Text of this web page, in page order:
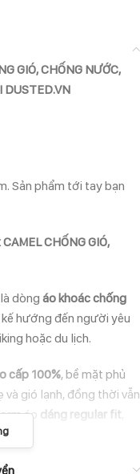
GIÓ, CHỐNG NƯỚC,
DUSTED.VN
Sản phẩm tới tay bạn
CHỐNG GIÓ,
là dòng áo khoác chống
hướng đến người yêu
hoặc du lịch.
cấp 100%, bề mặt phủ
gió lạnh, đồng thời vẫn
áo dáng regular fit
và